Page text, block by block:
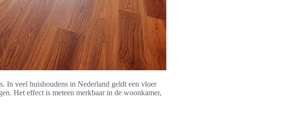
In veel huishoudens in Nederland geldt een vloer
Het effect is meteen merkbaar in de woonkamer,